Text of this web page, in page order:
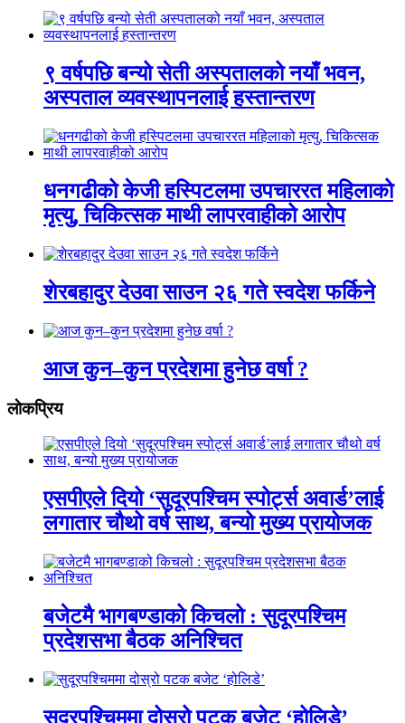
९ वर्षपछि बन्यो सेती अस्पतालको नयाँ भवन,
अस्पताल व्यवस्थापनलाई हस्तान्तरण
धनगढीको केजी हस्पिटलमा उपचाररत महिलाको
मृत्यु, चिकित्सक माथी लापरवाहीको आरोप
शेरबहादुर देउवा साउन २६ गते स्वदेश फर्किने
आज कुन–कुन प्रदेशमा हुनेछ वर्षा ?
लाेकप्रिय
एसपीएले दियो ‘सुदूरपश्चिम स्पोर्ट्स अवार्ड’लाई
लगातार चौथो वर्ष साथ, बन्यो मुख्य प्रायोजक
बजेटमै भागबण्डाको किचलो : सुदूरपश्चिम
प्रदेशसभा बैठक अनिश्चित
सुदूरपश्चिममा दोस्रो पटक बजेट ‘होलिडे’